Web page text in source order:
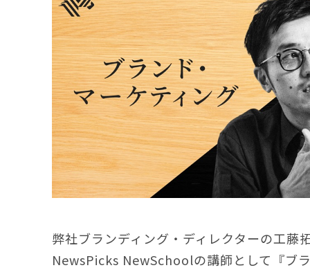
弊社ブランディング・ディレクターの工藤
NewsPicks NewSchoolの講師として『ブ